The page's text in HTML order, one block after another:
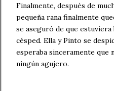
Finalmente, después de
pequeña rana finalmente
se aseguró de que
césped. Ella y Pinto se
esperaba sinceramente que
ningún agujero.